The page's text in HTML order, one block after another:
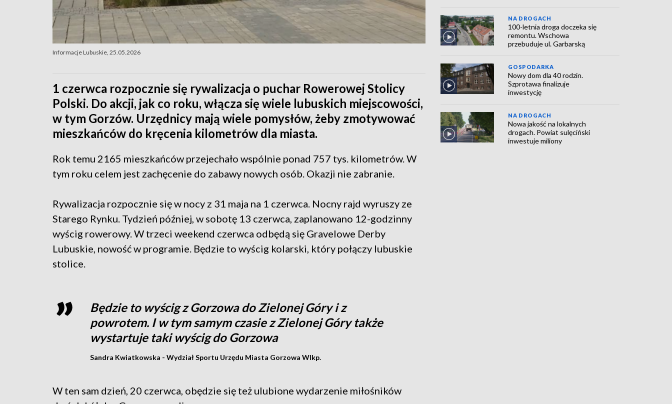
Informacje Lubuskie, 25.05.2026
1 czerwca rozpocznie się rywalizacja o puchar Rowerowej Stolicy
Polski. Do akcji, jak co roku, włącza się wiele lubuskich miejscowości,
w tym Gorzów. Urzędnicy mają wiele pomysłów, żeby zmotywować
mieszkańców do kręcenia kilometrów dla miasta.
Rok temu 2165 mieszkańców przejechało wspólnie ponad 757 tys. kilometrów. W
tym roku celem jest zachęcenie do zabawy nowych osób. Okazji nie zabranie.
Rywalizacja rozpocznie się w nocy z 31 maja na 1 czerwca. Nocny rajd wyruszy ze
Starego Rynku. Tydzień później, w sobotę 13 czerwca, zaplanowano 12-godzinny
wyścig rowerowy. W trzeci weekend czerwca odbędą się Gravelowe Derby
Lubuskie, nowość w programie. Będzie to wyścig kolarski, który połączy lubuskie
stolice.
Będzie to wyścig z Gorzowa do Zielonej Góry i z
powrotem. I w tym samym czasie z Zielonej Góry także
wystartuje taki wyścig do Gorzowa
Sandra Kwiatkowska - Wydział Sportu Urzędu Miasta Gorzowa Wlkp.
W ten sam dzień, 20 czerwca, obędzie się też ulubione wydarzenie miłośników
NA DROGACH
100-letnia droga doczeka się
remontu. Wschowa
przebuduje ul. Garbarską
GOSPODARKA
Nowy dom dla 40 rodzin.
Szprotawa finalizuje
inwestycję
NA DROGACH
Nowa jakość na lokalnych
drogach. Powiat sulęciński
inwestuje miliony